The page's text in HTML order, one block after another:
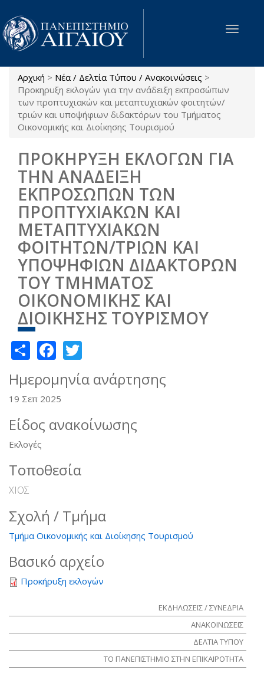
Παράκαμψη προς το κυρίως περιεχόμενο
Toggle
Είστε εδώ
Αρχική > Νέα / Δελτία Τύπου / Ανακοινώσεις >
Προκηρυξη εκλογών για την ανάδειξη εκπροσώπων
των προπτυχιακών και μεταπτυχιακών φοιτητών/
τριών και υποψήφιων διδακτόρων του Τμήματος
Οικονομικής και Διοίκησης Τουρισμού
ΠΡΟΚΗΡΥΞΗ ΕΚΛΟΓΩΝ ΓΙΑ
ΤΗΝ ΑΝΑΔΕΙΞΗ
ΕΚΠΡΟΣΩΠΩΝ ΤΩΝ
ΠΡΟΠΤΥΧΙΑΚΩΝ ΚΑΙ
ΜΕΤΑΠΤΥΧΙΑΚΩΝ
ΦΟΙΤΗΤΩΝ/ΤΡΙΩΝ ΚΑΙ
ΥΠΟΨΗΦΙΩΝ ΔΙΔΑΚΤΟΡΩΝ
ΤΟΥ ΤΜΗΜΑΤΟΣ
ΟΙΚΟΝΟΜΙΚΗΣ ΚΑΙ
ΔΙΟΙΚΗΣΗΣ ΤΟΥΡΙΣΜΟΥ
ShareFacebook
Ημερομηνία ανάρτησης
19 Σεπ 2025
Είδος ανακοίνωσης
Εκλογές
Τοποθεσία
ΧΙΟΣ
Σχολή / Τμήμα
Τμήμα Οικονομικής και Διοίκησης Τουρισμού
Βασικό αρχείο
Προκήρυξη εκλογών
ΕΚΔΗΛΩΣΕΙΣ / ΣΥΝΕΔΡΙΑ
ΑΝΑΚΟΙΝΩΣΕΙΣ
ΔΕΛΤΙΑ ΤΥΠΟΥ
ΤΟ ΠΑΝΕΠΙΣΤΗΜΙΟ ΣΤΗΝ ΕΠΙΚΑΙΡΟΤΗΤΑ